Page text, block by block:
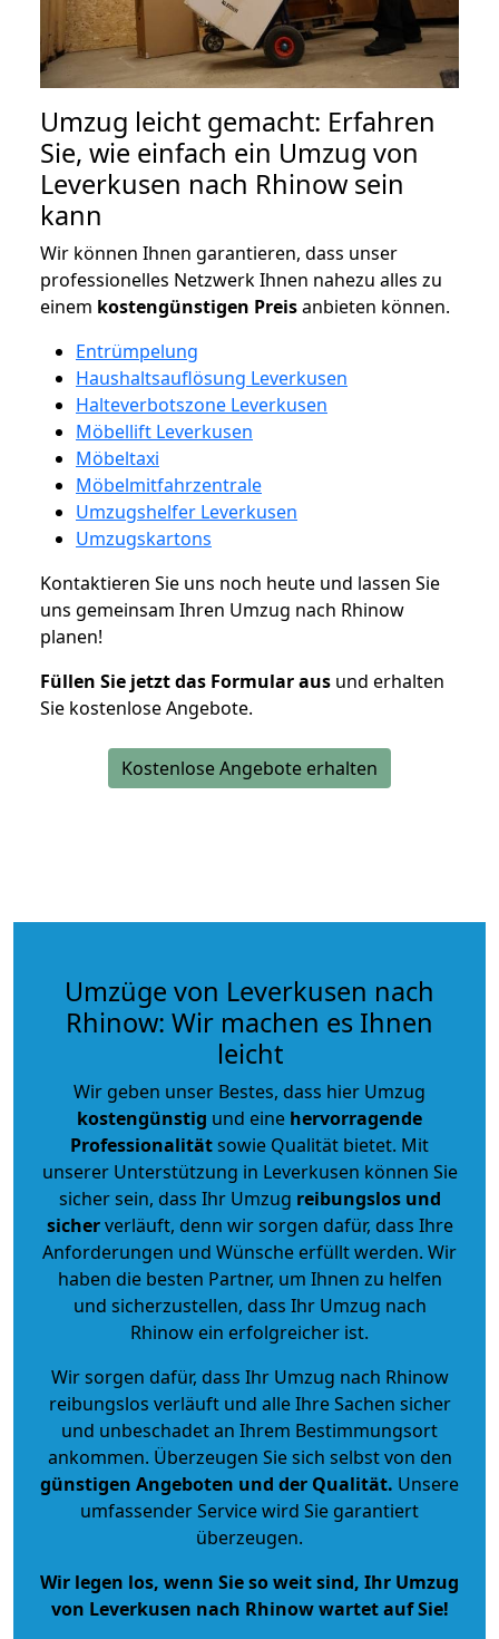
Umzug leicht gemacht: Erfahren
Sie, wie einfach ein Umzug von
Leverkusen nach Rhinow sein
kann
Wir können Ihnen garantieren, dass unser
professionelles Netzwerk Ihnen nahezu alles zu
einem kostengünstigen Preisanbieten können.
Entrümpelung
Haushaltsauflösung Leverkusen
Halteverbotszone Leverkusen
Möbellift Leverkusen
Möbeltaxi
Möbelmitfahrzentrale
Umzugshelfer Leverkusen
Umzugskartons
Kontaktieren Sie uns noch heute und lassen Sie
uns gemeinsam Ihren Umzug nach Rhinow
planen!
Füllen Sie jetzt das Formular aus und erhalten
Sie kostenlose Angebote.
Kostenlose Angebote erhalten
Umzüge von Leverkusen nach
Rhinow: Wir machen es Ihnen
leicht
Wir geben unser Bestes, dass hier Umzug
kostengünstig und eine hervorragende
Professionalitätsowie Qualität bietet. Mit
unserer Unterstützung in Leverkusen können Sie
sicher sein, dass Ihr Umzug reibungslos und
sicherverläuft, denn wir sorgen dafür, dass Ihre
Anforderungen und Wünsche erfüllt werden. Wir
haben die besten Partner, um Ihnen zu helfen
und sicherzustellen, dass Ihr Umzug nach
Rhinow ein erfolgreicher ist.
Wir sorgen dafür, dass Ihr Umzug nach Rhinow
reibungslos verläuft und alle Ihre Sachen sicher
und unbeschadet an Ihrem Bestimmungsort
ankommen. Überzeugen Sie sich selbst von den
günstigen Angeboten und der Qualität. Unsere
umfassender Service wird Sie garantiert
überzeugen.
Wir legen los, wenn Sie so weit sind, Ihr Umzug
von Leverkusen nach Rhinow wartet auf Sie!